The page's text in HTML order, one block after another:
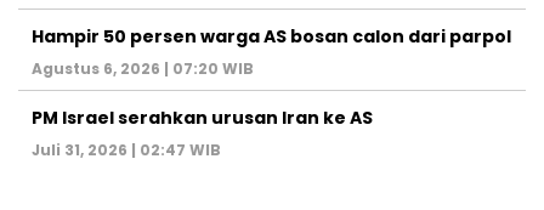
Hampir 50 persen warga AS bosan calon dari parpol
Agustus 6, 2026 | 07:20 WIB
PM Israel serahkan urusan Iran ke AS
Juli 31, 2026 | 02:47 WIB